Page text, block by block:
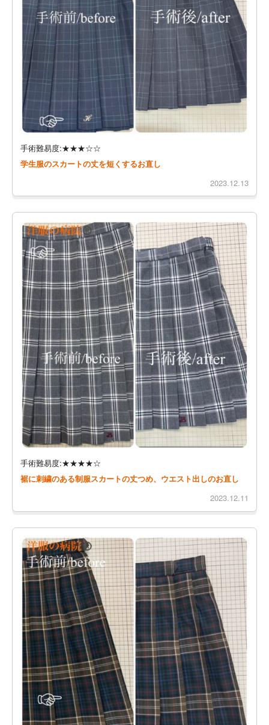
手術難易度:★★★☆☆
学生服のスカートの丈を短くするお直し
2023.12.13
手術難易度:★★★★☆
裾に刺繍のある制服スカートの丈つめ、ウエスト出しのお直し
2023.12.11